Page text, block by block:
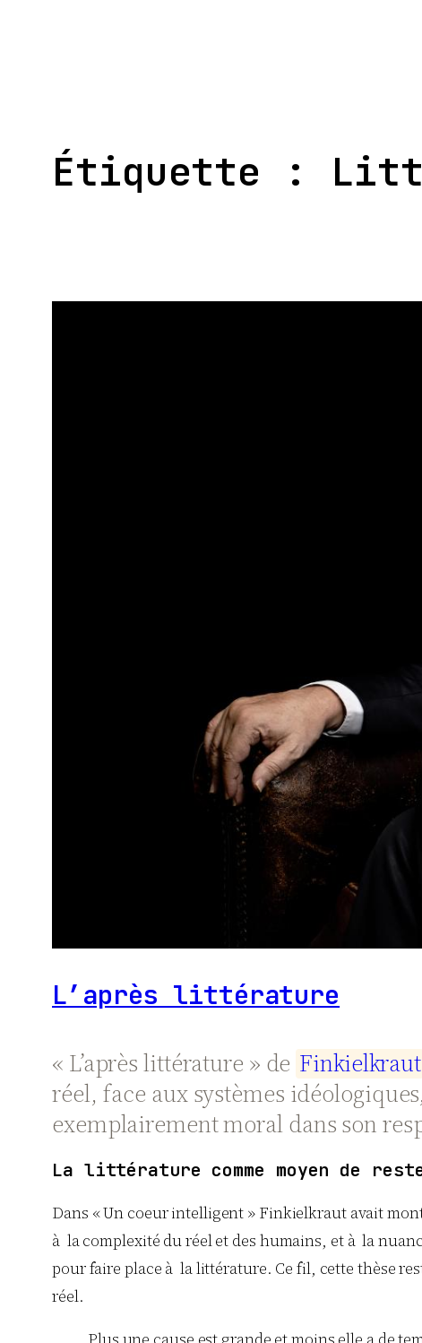
Étiquette :
L’après littérature
« L’après littérature » de Finkielkraut
réel, face aux systèmes
exemplairement moral dans son
La littérature comme moyen de
Dans « Un coeur intelligent » Finkielkraut avait
à la complexité du réel et des humains, et à la
pour faire place à la littérature. Ce fil, cette thèse
réel.